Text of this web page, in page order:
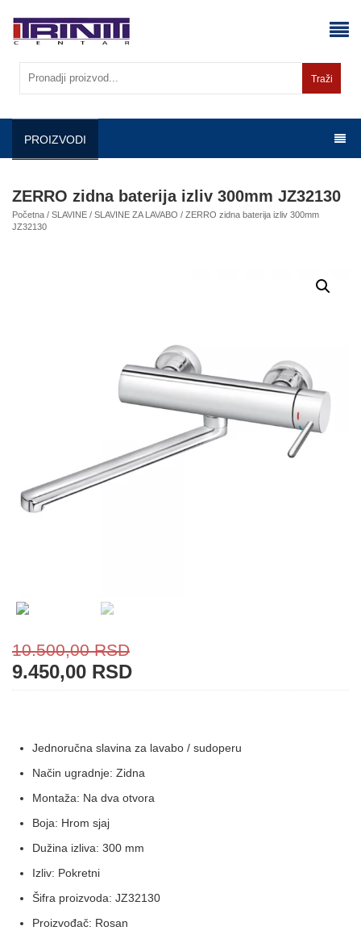
content
Traži
PROIZVODI
ZERRO zidna baterija izliv 300mm JZ32130
Početna / SLAVINE / SLAVINE ZA LAVABO / ZERRO zidna baterija izliv 300mm
JZ32130
10.500,00RSD
9.450,00 RSD
Jednoručna slavina za lavabo / sudoperu
Način ugradnje: Zidna
Montaža: Na dva otvora
Boja: Hrom sjaj
Dužina izliva: 300 mm
Izliv: Pokretni
Šifra proizvoda: JZ32130
Proizvođač: Rosan